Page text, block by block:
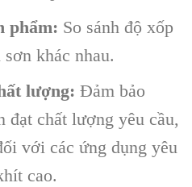
phẩm: So sánh độ xốp
khác nhau.
lượng: Đảm bảo
đạt chất lượng yêu cầu,
với các ứng dụng yêu
cao.